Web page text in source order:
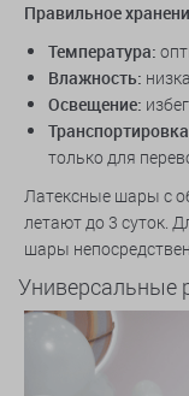
Правильное
Температура:
Влажность:
Освещение:
только для
Латексные шары с
летают до 3 суток.
шары
Универсальные